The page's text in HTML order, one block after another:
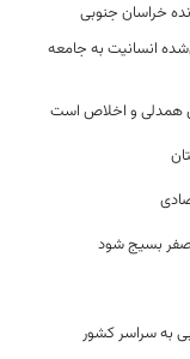
انسانیت به جامعه
همدلی و اخلاص است
صفر بسیج شود